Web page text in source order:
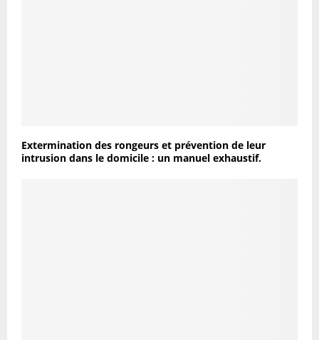
Extermination des rongeurs et prévention de leur
intrusion dans le domicile : un manuel exhaustif.